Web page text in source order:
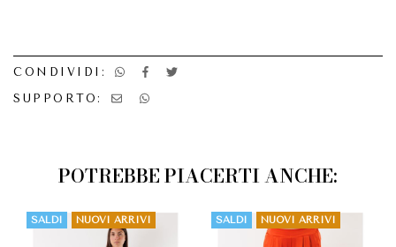
CONDIVIDI:
SUPPORTO:
POTREBBE PIACERTI ANCHE:
SALDI NUOVI ARRIVI SALDI NUOVI ARRIVI